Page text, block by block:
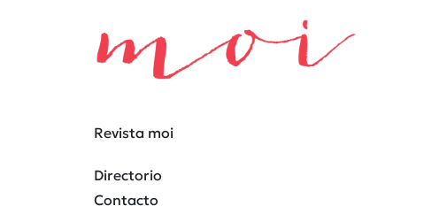
Revista moi
Directorio
Contacto